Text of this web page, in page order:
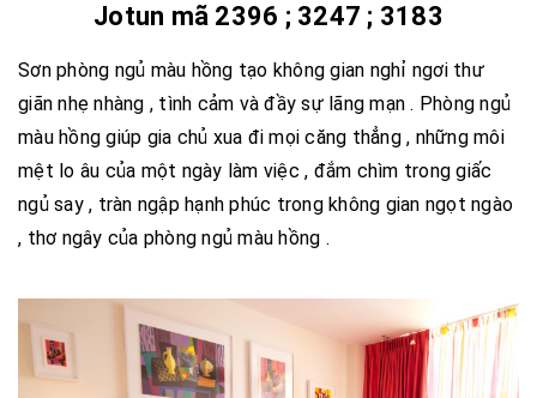
Jotun mã 2396 ; 3247 ; 3183
Sơn phòng ngủ màu hồng tạo không gian nghỉ ngơi thư
giãn nhẹ nhàng , tình cảm và đầy sự lãng mạn . Phòng ngủ
màu hồng giúp gia chủ xua đi mọi căng thẳng , những môi
mệt lo âu của một ngày làm việc , đắm chìm trong giấc
ngủ say , tràn ngập hạnh phúc trong không gian ngọt ngào
, thơ ngây của phòng ngủ màu hồng .